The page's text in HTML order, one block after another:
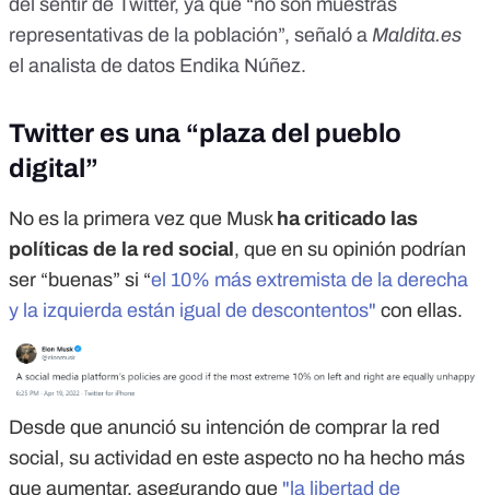
representativas de la población”, señaló a Maldita.es
el analista de datos Endika Núñez.
Twitter es una “plaza del pueblo
digital”
No es la primera vez que Musk ha criticado las
políticas de la red social, que en su opinión podrían
ser “buenas” si “el 10% más extremista de la derecha
y la izquierda están igual de descontentos" con ellas.
Desde que anunció su intención de comprar la red
social, su actividad en este aspecto no ha hecho más
que aumentar, asegurando que "la libertad de